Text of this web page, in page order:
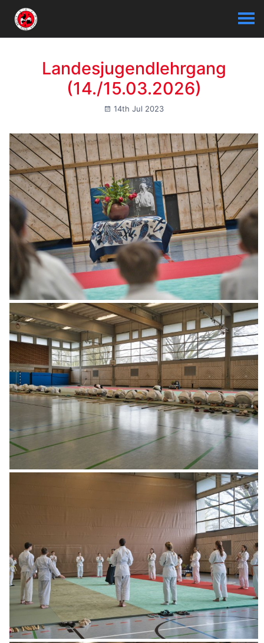
Landesjugendlehrgang
(14./15.03.2026)
14th Jul 2023